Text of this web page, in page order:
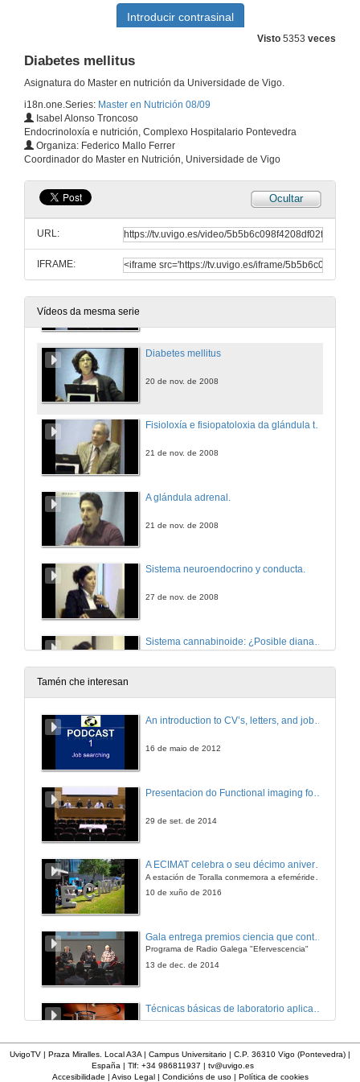
Visto 5353 veces
Diabetes mellitus
Asignatura do Master en nutrición da Universidade de Vigo.
i18n.one.Series: Master en Nutrición 08/09
Isabel Alonso Troncoso
Endocrinoloxía e nutrición, Complexo Hospitalario Pontevedra
Organiza: Federico Mallo Ferrer
Coordinador do Master en Nutrición, Universidade de Vigo
Ocultar
URL:
IFRAME:
Vídeos da mesma serie
10 de nov. de 2008
Hipófisis.
19 de nov. de 2008
Novos tratamentos da Diabetes Mellitus.
20 de nov. de 2008
Educación diabetolóxica.
Diabetes mellitus
20 de nov. de 2008
Fisioloxía e fisiopatoloxia da glándula tiroides.
21 de nov. de 2008
A glándula adrenal.
21 de nov. de 2008
Sistema neuroendocrino y conducta.
27 de nov. de 2008
27 de nov. de 2008
Metabolismo Fosfo-Calcio-Magnesio
Sistema endocrino
Tamén che interesan
An introduction to CV’s, letters, and job searching
16 de maio de 2012
29 de set. de 2014
A ECIMAT celebra o seu décimo aniversario
10 de xuño de 2016
Programa de Radio Galega "Efervescencia"
13 de dec. de 2014
Técnicas básicas de laboratorio aplicadas á bioloxía
UvigoTV | Praza Miralles. Local A3A | Campus Universitario | C.P. 36310 Vigo (Pontevedra) |
España | Tlf: +34 986811937 | tv@uvigo.es
Accesibilidade | Aviso Legal| Condicións de uso| Política de cookies